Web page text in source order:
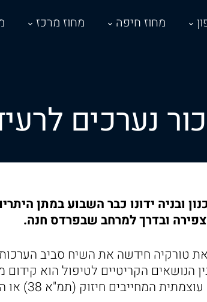
מחוז חיפה מחוז מרכז
נערכים
הצפירה ובדרך למרחב שבפרדס חנה.
טורקיה חידשה את השיח סביב
הקריטיים לטיפול הוא קידום
שאינם עמידים